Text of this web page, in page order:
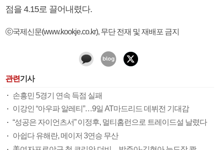
점을 4.15로 끌어내렸다.
ⓒ국제신문(www.kookje.co.kr), 무단 전재 및 재배포 금지
관련기사
손흥민 5경기 연속 득점 실패
이강인 “아우파 알레티”…9일 AT마드리드 데뷔전 기대감
“성공은 자이언츠서” 이정후, 멀티홈런으로 트레이드설 날렸다
아쉽다 유해란, 메이저 3연승 무산